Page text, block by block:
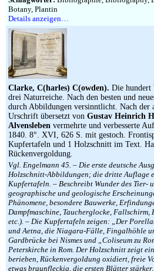
Botany, Plantin
Details anzeigen…
Clarke, C(harles) C(owden). Die hundert
drei Naturreiche. Nach den besten und
durch Abbildungen versinntlicht. Nach der
Urschrift übersetzt von Gustav Heinrich
Alvensleben vermehrte und verbesserte
1840. 8°. XVI, 626 S. mit gestoch.
Kupfertafeln und 1 Holzschnitt im Text.
Rückenvergoldung.
Vgl. Engelmann 45. – Die erste deutsche
Holzschnitt-Abbildungen; die dritte Auflage
Kupfertafeln. – Beschreibt Wunder des Tier-
geographische und geologische
Phänomene, besondere Bauwerke,
Dampfmaschine, Taucherglocke, Fallschirm,
etc.). – Die Kupfertafeln zeigen: „Der
und Aetna, die Niagara-Fälle, Fingalhöhle
Gardbrücke bei Nismes und „Coliseum zu
Peterskirche in Rom. Der Holzschnitt zeigt
berieben, Rückenvergoldung oxidiert, freie
etwas braunfleckig, die ersten Blätter